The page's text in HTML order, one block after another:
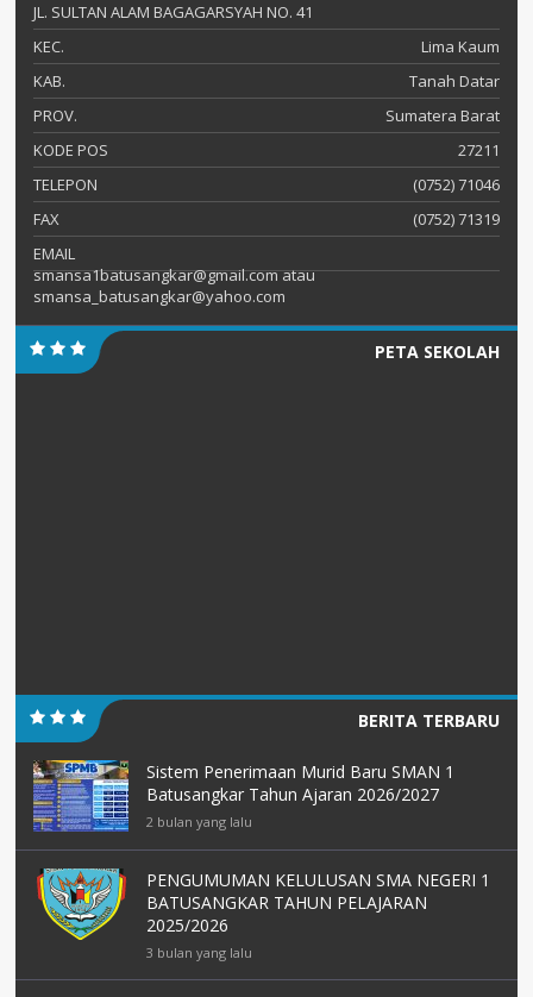
JL. SULTAN ALAM BAGAGARSYAH NO. 41
KEC.
Lima Kaum
KAB.
Tanah Datar
PROV.
Sumatera Barat
KODE POS
27211
TELEPON
(0752) 71046
FAX
(0752) 71319
EMAIL
smansa1batusangkar@gmail.com atau
smansa_batusangkar@yahoo.com
PETA SEKOLAH
BERITA TERBARU
Sistem Penerimaan Murid Baru SMAN 1
Batusangkar Tahun Ajaran 2026/2027
2 bulan yang lalu
PENGUMUMAN KELULUSAN SMA NEGERI 1
BATUSANGKAR TAHUN PELAJARAN
2025/2026
3 bulan yang lalu